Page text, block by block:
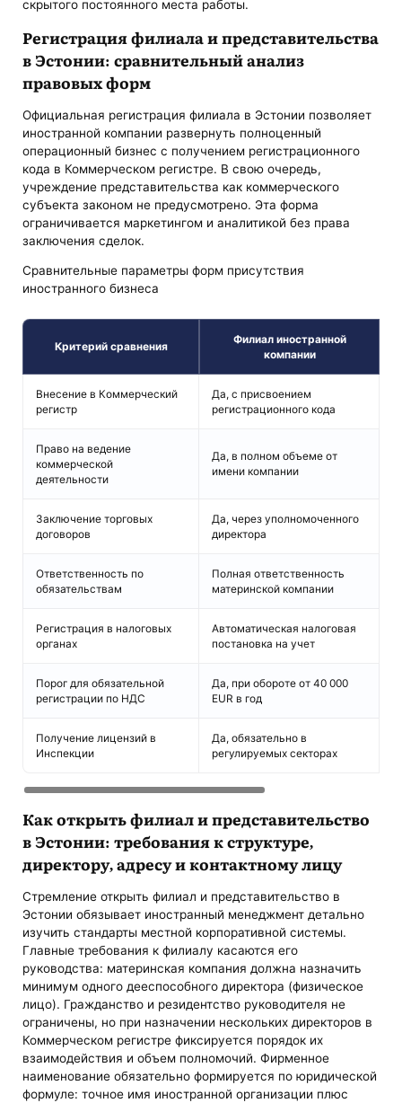
скрытого постоянного места работы.
Регистрация филиала и представительства
в Эстонии: сравнительный анализ
правовых форм
Официальная регистрация филиала в Эстонии позволяет
иностранной компании развернуть полноценный
операционный бизнес с получением регистрационного
кода в Коммерческом регистре. В свою очередь,
учреждение представительства как коммерческого
субъекта законом не предусмотрено. Эта форма
ограничивается маркетингом и аналитикой без права
заключения сделок.
Сравнительные параметры форм присутствия
иностранного бизнеса
Критерий сравнения
Филиал иностранной
компании
Внесение в Коммерческий
регистр
Да, с присвоением
регистрационного кода
Право на ведение
коммерческой
деятельности
Да, в полном объеме от
имени компании
Заключение торговых
договоров
Да, через уполномоченного
директора
Ответственность по
обязательствам
Полная ответственность
материнской компании
Регистрация в налоговых
органах
Автоматическая налоговая
постановка на учет
Порог для обязательной
регистрации по НДС
Да, при обороте от 40 000
EUR в год
Получение лицензий в
Инспекции
Да, обязательно в
регулируемых секторах
Как открыть филиал и представительство
в Эстонии: требования к структуре,
директору, адресу и контактному лицу
Стремление открыть филиал и представительство в
Эстонии обязывает иностранный менеджмент детально
изучить стандарты местной корпоративной системы.
Главные требования к филиалу касаются его
руководства: материнская компания должна назначить
минимум одного дееспособного директора (физическое
лицо). Гражданство и резидентство руководителя не
ограничены, но при назначении нескольких директоров в
Коммерческом регистре фиксируется порядок их
взаимодействия и объем полномочий. Фирменное
наименование обязательно формируется по юридической
формуле: точное имя иностранной организации плюс